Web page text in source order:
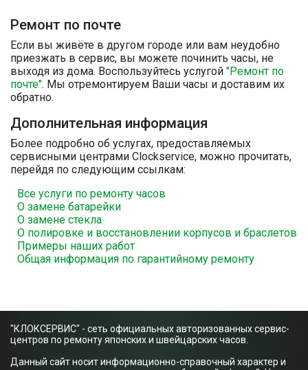
Ремонт по почте
Если вы живёте в другом городе или вам неудобно
приезжать в сервис, вы можете починить часы, не
выходя из дома. Воспользуйтесь услугой "Ремонт по
почте". Мы отремонтируем Ваши часы и доставим их
обратно.
Дополнительная информация
Более подробно об услугах, предоставляемых
сервисными центрами Clockservice, можно прочитать,
перейдя по следующим ссылкам:
Все услуги по ремонту часов
О замене батарейки
О замене стекла
О полировке и восстановлении корпусов и браслетов
Примеры наших работ
Общая информация по гарантийному ремонту
"КЛОКСЕРВИС" - сеть официальных авторизованных сервис-
центров по ремонту японских и швейцарских часов.
Данный сайт носит информационно-справочный характер и